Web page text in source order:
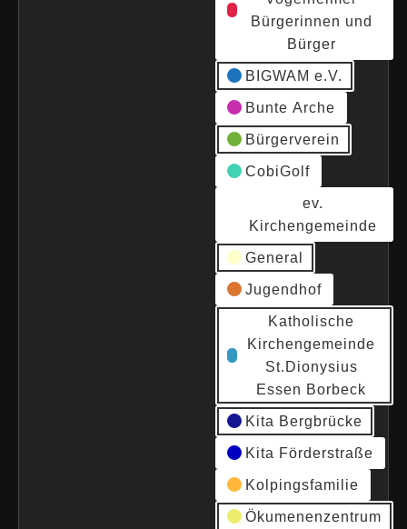
Bürgerinnen und
Bürger
BIGWAM e.V.
Bunte Arche
Bürgerverein
CobiGolf
ev.
Kirchengemeinde
General
Jugendhof
Katholische
Kirchengemeinde
St.Dionysius
Essen Borbeck
Kita Bergbrücke
Kita Förderstraße
Kolpingsfamilie
Ökumenenzentrum